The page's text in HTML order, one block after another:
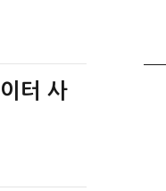
터 사